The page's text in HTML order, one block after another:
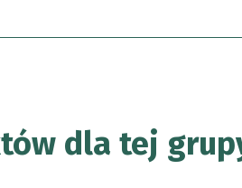
dla tej